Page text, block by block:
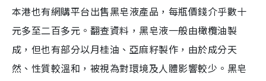
本港也有網購平台出售黑皂液產品，每瓶價錢介乎數十
元多至二百多元。翻查資料，黑皂液一般由橄欖油製
成，但也有部分以月桂油、亞麻籽製作，由於成分天
然、性質較溫和，被視為對環境及人體影響較少。黑皂